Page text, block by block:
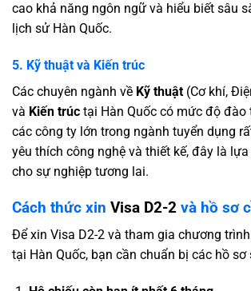
cao khả năng ngôn ngữ và hiểu biết sâu
lịch sử Hàn Quốc.
5. Kỹ thuật và Kiến trúc
Các chuyên ngành về Kỹ thuật (Cơ khí,
và Kiến trúc tại Hàn Quốc có mức độ
các công ty lớn trong ngành tuyển dụng
yêu thích công nghệ và thiết kế, đây là
cho sự nghiệp tương lai.
Cách thức xin Visa D2-2 và hồ sơ
Để xin Visa D2-2 và tham gia chương
tại Hàn Quốc, bạn cần chuẩn bị các hồ sơ